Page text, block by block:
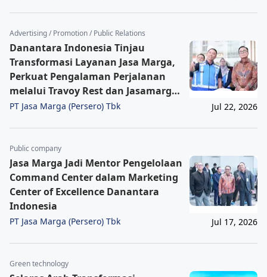
Advertising / Promotion / Public Relations
Danantara Indonesia Tinjau
Transformasi Layanan Jasa Marga,
Perkuat Pengalaman Perjalanan
melalui Travoy Rest dan Jasamarga
Tollroad Command Center
PT Jasa Marga (Persero) Tbk Jul 22, 2026
Public company
Jasa Marga Jadi Mentor Pengelolaan
Command Center dalam Marketing
Center of Excellence Danantara
Indonesia
PT Jasa Marga (Persero) Tbk Jul 17, 2026
Green technology